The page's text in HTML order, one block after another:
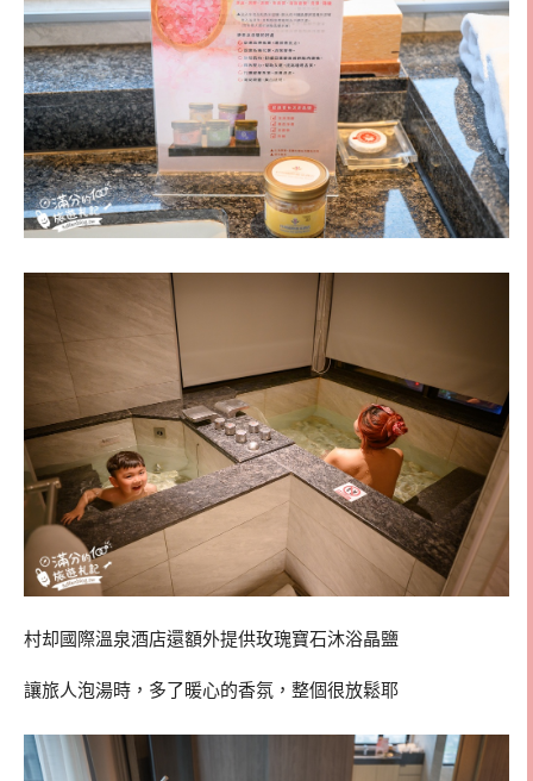
村却國際溫泉酒店還額外提供玫瑰寶石沐浴晶鹽
讓旅人泡湯時，多了暖心的香氛，整個很放鬆耶